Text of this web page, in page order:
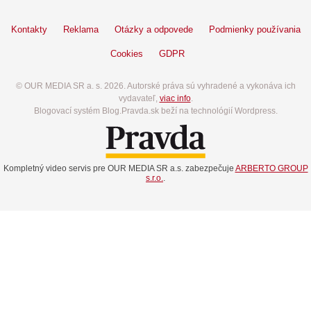
Kontakty Reklama Otázky a odpovede Podmienky používania
Cookies GDPR
© OUR MEDIA SR a. s. 2026. Autorské práva sú vyhradené a vykonáva ich
vydavateľ, viac info.
Blogovací systém Blog.Pravda.sk beží na technológií Wordpress.
Kompletný video servis pre OUR MEDIA SR a.s. zabezpečuje ARBERTO GROUP
s.r.o..